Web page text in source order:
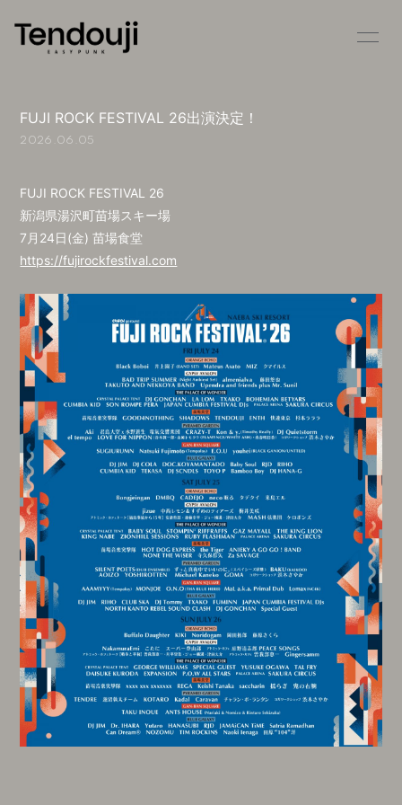
SCHEDULE PROFILE
STORE
BLOG
RADIO PHOTO
会員登録 ログイン
FUJI ROCK FESTIVAL 26出演決定！
2026.06.05
FUJI ROCK FESTIVAL 26
新潟県湯沢町苗場スキー場
7月24日(金) 苗場食堂
https://fujirockfestival.com